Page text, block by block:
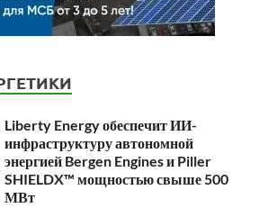
Liberty Energy обеспечит ИИ-
инфраструктуру автономной
энергией Bergen Engines и Piller
SHIELDX™ мощностью свыше 500
МВт